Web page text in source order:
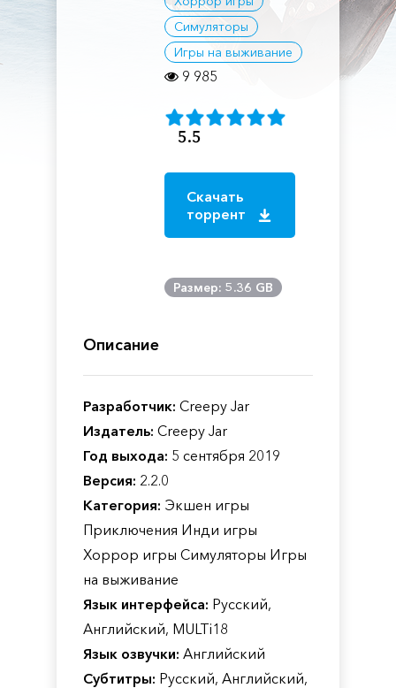
Симуляторы
Игры на выживание
9 985
5.5
Скачать
торрент
Размер: 5.36 GB
Описание
Разработчик: Creepy Jar
Издатель: Creepy Jar
Год выхода: 5 сентября 2019
Версия: 2.2.0
Категория: Экшен игры
Приключения Инди игры
Хоррор игры Симуляторы Игры
на выживание
Язык интерфейса: Русский,
Английский, MULTi18
Язык озвучки: Английский
Субтитры: Русский, Английский,